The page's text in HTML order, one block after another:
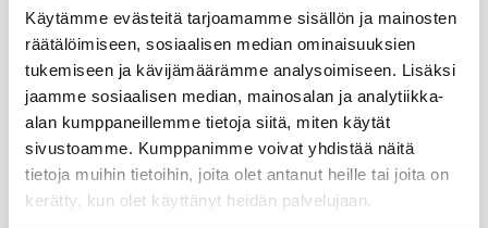
Käytämme evästeitä tarjoamamme sisällön ja mainosten
räätälöimiseen, sosiaalisen median ominaisuuksien
tukemiseen ja kävijämäärämme analysoimiseen. Lisäksi
jaamme sosiaalisen median, mainosalan ja analytiikka-
alan kumppaneillemme tietoja siitä, miten käytät
sivustoamme. Kumppanimme voivat yhdistää näitä
tietoja muihin tietoihin, joita olet antanut heille tai joita on
kerätty, kun olet käyttänyt heidän palvelujaan.
tehostavat huonekalujen puhdistusta?
Miksi valita Softcare teknokemikaalit huonekalujen
puhdistukseen? Softcare on tunnettu ja arvostettu
teknokemikaalien valmistaja, jonka tuotteet ovat
saavuttaneet suosiota huonekalualalla. Huonekalujen
puhdistus vaatii tehokkaita ja turvallisia
18.11.2023